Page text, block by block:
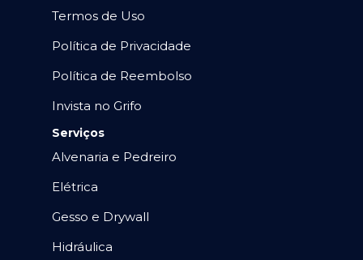
Termos de Uso
Política de Privacidade
Política de Reembolso
Invista no Grifo
Serviços
Alvenaria e Pedreiro
Elétrica
Gesso e Drywall
Hidráulica